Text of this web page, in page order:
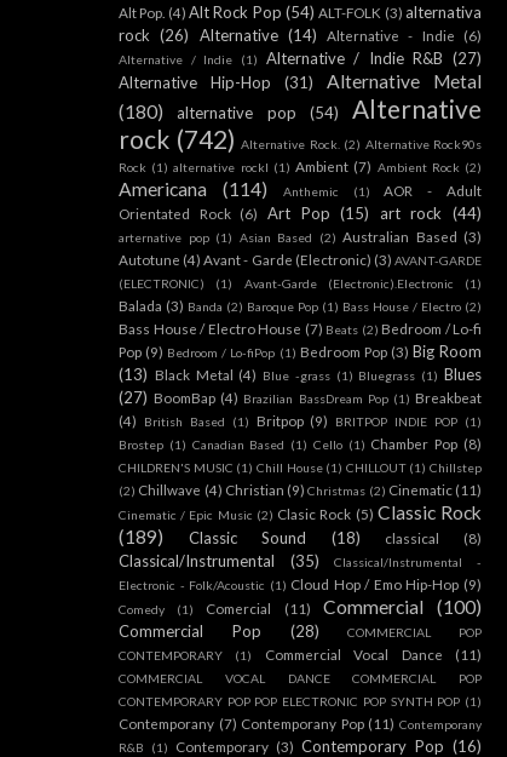
Alt Pop. (4) Alt Rock Pop (54) ALT-FOLK (3) alternativa
rock (26) Alternative (14) Alternative - Indie (6)
Alternative / Indie (1) Alternative / Indie R&B (27)
Alternative Hip-Hop
(31)
Alternative Metal
(180)
alternative pop (54)
Alternative
rock (742) Alternative Rock. (2) Alternative Rock90s
Rock (1) alternative rockl (1) Ambient (7) Ambient Rock (2)
Americana (114) Anthemic (1)
AOR - Adult
Orientated Rock (6) Art Pop (15) art rock (44)
arternative pop (1) Asian Based (2) Australian Based (3)
Autotune (4) Avant - Garde (Electronic) (3) AVANT-GARDE
(ELECTRONIC)
(1) Avant-Garde (Electronic).Electronic (1)
Balada (3) Banda (2) Baroque Pop (1) Bass House / Electro (2)
Bass House / Electro House (7) Beats (2) Bedroom / Lo-fi
Pop (9) Bedroom / Lo-fiPop (1) Bedroom Pop (3) Big Room
(13) Black Metal (4) Blue -grass (1) Bluegrass (1) Blues
(27) BoomBap (4) Brazilian BassDream Pop (1) Breakbeat
(4)
British Based (1) Britpop (9) BRITPOP INDIE POP (1)
Brostep (1) Canadian Based (1) Cello (1) Chamber Pop (8)
CHILDREN'S MUSIC (1) Chill House (1) CHILLOUT (1) Chillstep
(2) Chillwave (4) Christian (9) Christmas (2) Cinematic (11)
Cinematic / Epic Music (2) Clasic Rock (5) Classic Rock
(189)
Classic Sound (18) classical (8)
Classical/Instrumental (35)
Classical/Instrumental -
Electronic - Folk/Acoustic (1) Cloud Hop / Emo Hip-Hop (9)
Comedy (1) Comercial (11) Commercial (100)
Commercial Pop (28)
COMMERCIAL POP
CONTEMPORARY
(1) Commercial Vocal Dance (11)
COMMERCIAL VOCAL DANCE COMMERCIAL POP
CONTEMPORARY POP POP ELECTRONIC POP SYNTH POP (1)
Contemporany (7) Contemporany Pop (11) Contemporany
R&B
(1) Contemporary (3) Contemporary Pop (16)